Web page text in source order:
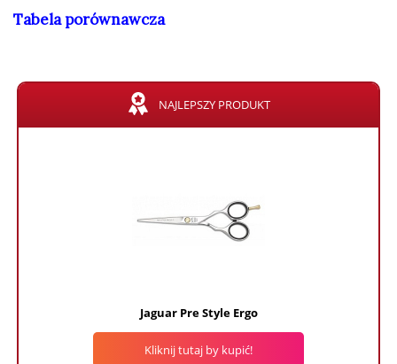
Tabela porównawcza
NAJLEPSZY PRODUKT
Jaguar Pre Style Ergo
Kliknij tutaj by kupić!